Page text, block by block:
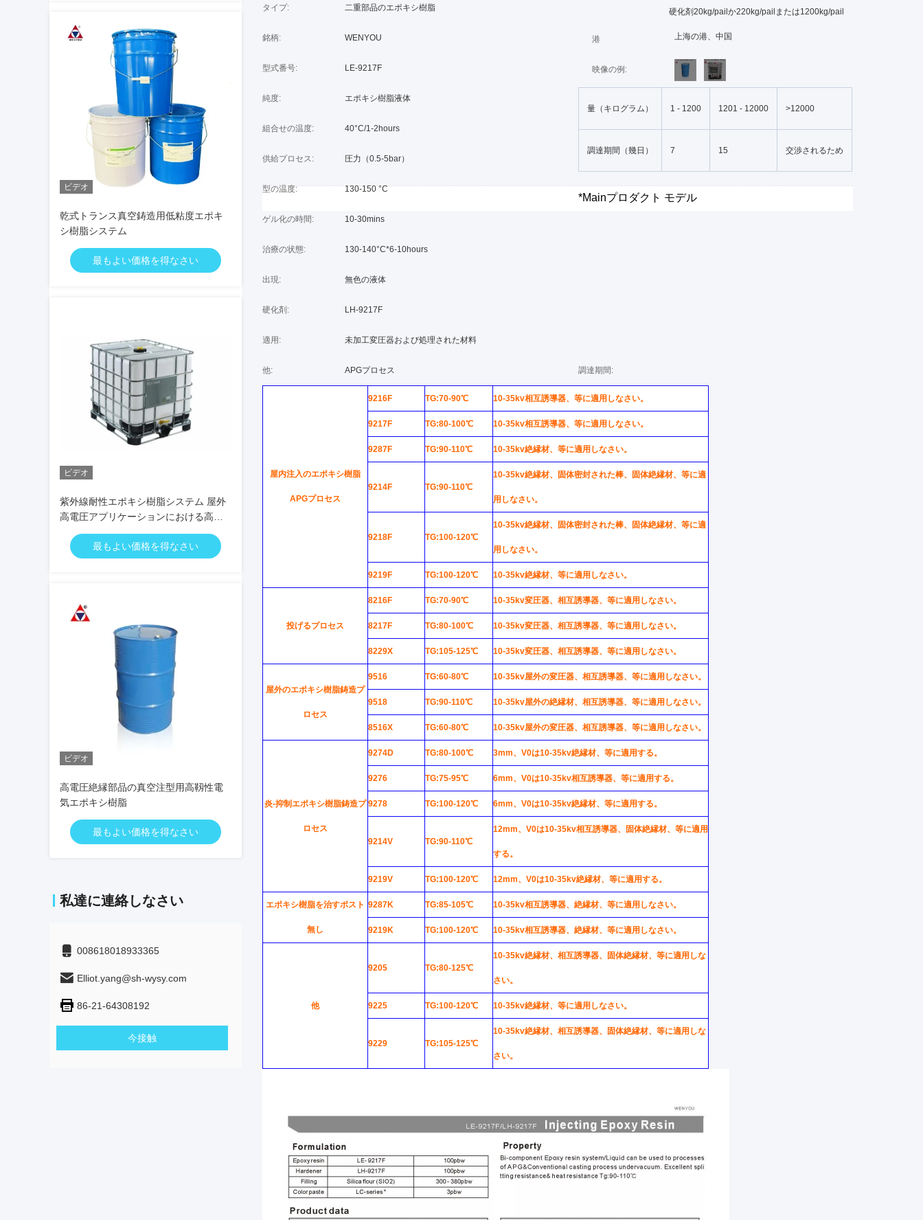
ビデオ
乾式トランス真空鋳造用低粘度エポキ
シ樹脂システム
最もよい価格を得なさい
ビデオ
紫外線耐性エポキシ樹脂システム 屋外
高電圧アプリケーションにおける高電
圧強度を持つAPG/真空鋳造用
最もよい価格を得なさい
ビデオ
高電圧絶縁部品の真空注型用高靱性電
気エポキシ樹脂
最もよい価格を得なさい
私達に連絡しなさい
008618018933365
Elliot.yang@sh-wysy.com
86-21-64308192
今接触
タイプ: 二重部品のエポキシ樹脂
銘柄: WENYOU
型式番号: LE-9217F
純度: エポキシ樹脂液体
組合せの温度: 40°C/1-2hours
供給プロセス: 圧力（0.5-5bar）
型の温度: 130-150 °C
ゲル化の時間: 10-30mins
治療の状態: 130-140°C*6-10hours
出現: 無色の液体
硬化剤: LH-9217F
適用: 未加工変圧器および処理された材料
他: APGプロセス
硬化剤20kg/pailか220kg/pailまたは1200kg/pail
港 上海の港、中国
映像の例:
調達期間:
量（キログラム） 1 - 1200 1201 - 12000 >12000
調達期間（幾日） 7 15 交渉されるため
*Mainプロダクト モデル
屋内注入のエポキシ樹脂
APGプロセス
9216F TG:70-90℃ 10-35kv相互誘導器、等に適用しなさい。
9217F TG:80-100℃ 10-35kv相互誘導器、等に適用しなさい。
9287F TG:90-110℃ 10-35kv絶縁材、等に適用しなさい。
9214F TG:90-110℃
10-35kv絶縁材、固体密封された棒、固体絶縁材、等に適
用しなさい。
9218F TG:100-120℃
10-35kv絶縁材、固体密封された棒、固体絶縁材、等に適
用しなさい。
9219F TG:100-120℃ 10-35kv絶縁材、等に適用しなさい。
投げるプロセス
8216F TG:70-90℃ 10-35kv変圧器、相互誘導器、等に適用しなさい。
8217F TG:80-100℃ 10-35kv変圧器、相互誘導器、等に適用しなさい。
8229X TG:105-125℃ 10-35kv変圧器、相互誘導器、等に適用しなさい。
屋外のエポキシ樹脂鋳造プ
ロセス
9516 TG:60-80℃ 10-35kv屋外の変圧器、相互誘導器、等に適用しなさい。
9518 TG:90-110℃ 10-35kv屋外の絶縁材、相互誘導器、等に適用しなさい。
8516X TG:60-80℃ 10-35kv屋外の変圧器、相互誘導器、等に適用しなさい。
炎-抑制エポキシ樹脂鋳造プ
ロセス
9274D TG:80-100℃ 3mm、V0は10-35kv絶縁材、等に適用する。
9276 TG:75-95℃ 6mm、V0は10-35kv相互誘導器、等に適用する。
9278 TG:100-120℃ 6mm、V0は10-35kv絶縁材、等に適用する。
9214V TG:90-110℃
12mm、V0は10-35kv相互誘導器、固体絶縁材、等に適用
する。
9219V TG:100-120℃ 12mm、V0は10-35kv絶縁材、等に適用する。
エポキシ樹脂を治すポスト
無し
9287K TG:85-105℃ 10-35kv相互誘導器、絶縁材、等に適用しなさい。
9219K TG:100-120℃ 10-35kv相互誘導器、絶縁材、等に適用しなさい。
他
9205 TG:80-125℃
10-35kv絶縁材、相互誘導器、固体絶縁材、等に適用しな
さい。
9225 TG:100-120℃ 10-35kv絶縁材、等に適用しなさい。
9229 TG:105-125℃
10-35kv絶縁材、相互誘導器、固体絶縁材、等に適用しな
さい。